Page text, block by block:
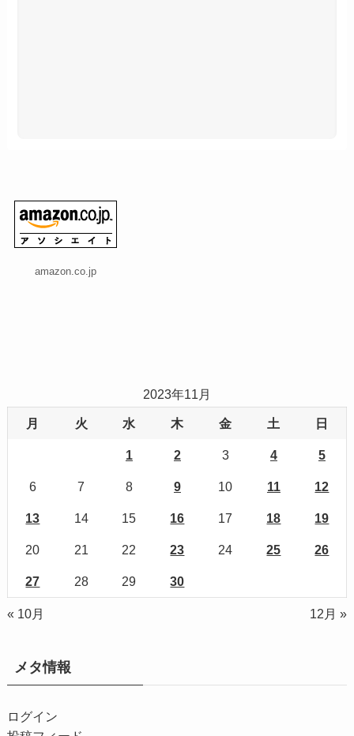
amazon.co.jp
2023年11月
月 火 水 木 金 土 日
1 2 3 4 5
6 7 8 9 10 11 12
13 14 15 16 17 18 19
20 21 22 23 24 25 26
27 28 29 30
« 10月 12月 »
メタ情報
ログイン